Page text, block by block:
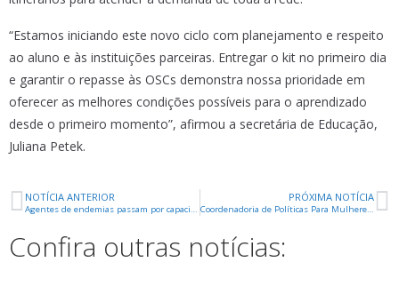
“Estamos iniciando este novo ciclo com planejamento e respeito
ao aluno e às instituições parceiras. Entregar o kit no primeiro dia
e garantir o repasse às OSCs demonstra nossa prioridade em
oferecer as melhores condições possíveis para o aprendizado
desde o primeiro momento”, afirmou a secretária de Educação,
Juliana Petek.
NOTÍCIA ANTERIOR
Agentes de endemias passam por capacitação para novo sistema de monitoramento do Aedes aegypti
PRÓXIMA NOTÍCIA
Coordenadoria de Políticas Para Mulheres inicia campanha contra a importunação sexual no período de Carnaval
Confira outras notícias: